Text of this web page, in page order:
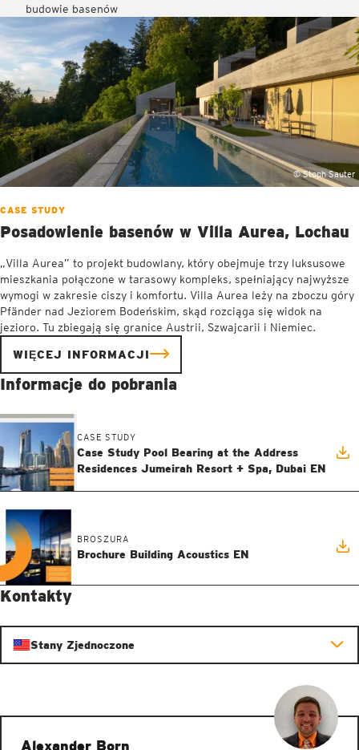
budowie basenów
CASE STUDY
Posadowienie basenów w Villa Aurea, Lochau
„Villa Aurea” to projekt budowlany, który obejmuje trzy luksusowe
mieszkania połączone w tarasowy kompleks, spełniający najwyższe
wymogi w zakresie ciszy i komfortu. Villa Aurea leży na zboczu góry
Pfänder nad Jeziorem Bodeńskim, skąd rozciąga się widok na
jezioro. Tu zbiegają się granice Austrii, Szwajcarii i Niemiec.
WIĘCEJ INFORMACJI
© Stoph Sauter
Informacje do pobrania
CASE STUDY
Case Study Pool Bearing at the Address
Residences Jumeirah Resort + Spa, Dubai EN
BROSZURA
Brochure Building Acoustics EN
Kontakty
Stany Zjednoczone
Alexander Born